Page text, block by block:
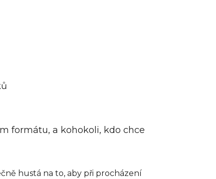
formátu, a kohokoli, kdo chce
hustá na to, aby při procházení